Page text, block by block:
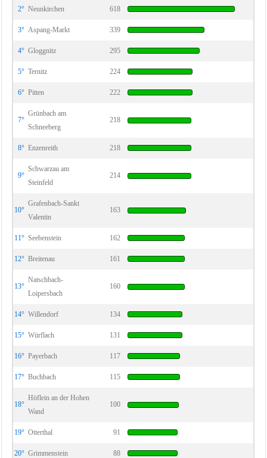
2° Neunkirchen 618
3° Aspang-Markt 339
4° Gloggnitz 295
5° Ternitz 224
6° Pitten 222
7°
Grünbach am
Schneeberg
218
8° Enzenreith 218
9°
Schwarzau am
Steinfeld
214
10°
Grafenbach-Sankt
Valentin
163
11° Seebenstein 162
12° Breitenau 161
13°
Natschbach-
Loipersbach
160
14° Willendorf 134
15° Würflach 131
16° Payerbach 117
17° Buchbach 115
18°
Höflein an der Hohen
Wand
100
19° Otterthal 91
20° Grimmenstein 88